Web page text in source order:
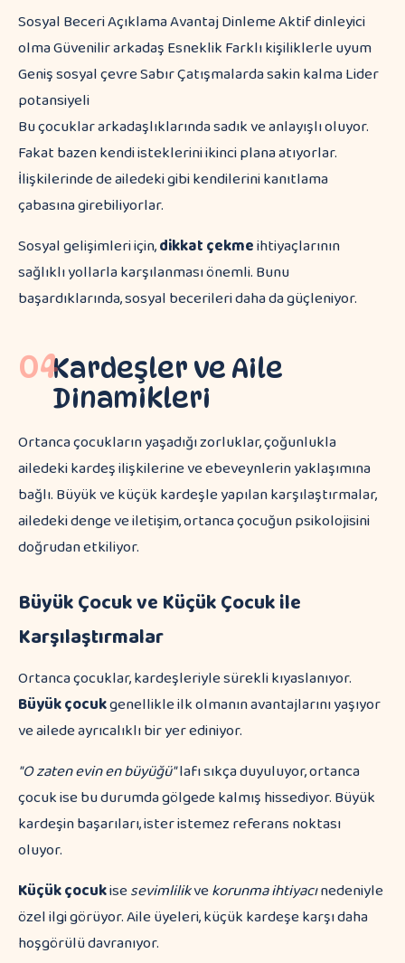
Sosyal Beceri Açıklama Avantaj Dinleme Aktif dinleyici
olma Güvenilir arkadaş Esneklik Farklı kişiliklerle uyum
Geniş sosyal çevre Sabır Çatışmalarda sakin kalma Lider
potansiyeli
Bu çocuklar arkadaşlıklarında sadık ve anlayışlı oluyor.
Fakat bazen kendi isteklerini ikinci plana atıyorlar.
İlişkilerinde de ailedeki gibi kendilerini kanıtlama
çabasına girebiliyorlar.
Sosyal gelişimleri için,dikkat çekmeihtiyaçlarının
sağlıklı yollarla karşılanması önemli. Bunu
başardıklarında, sosyal becerileri daha da güçleniyor.
04Kardeşler ve Aile
Dinamikleri
Ortanca çocukların yaşadığı zorluklar, çoğunlukla
ailedeki kardeş ilişkilerine ve ebeveynlerin yaklaşımına
bağlı. Büyük ve küçük kardeşle yapılan karşılaştırmalar,
ailedeki denge ve iletişim, ortanca çocuğun psikolojisini
doğrudan etkiliyor.
Büyük Çocuk ve Küçük Çocuk ile
Karşılaştırmalar
Ortanca çocuklar, kardeşleriyle sürekli kıyaslanıyor.
Büyük çocukgenellikle ilk olmanın avantajlarını yaşıyor
ve ailede ayrıcalıklı bir yer ediniyor.
"O zaten evin en büyüğü"lafı sıkça duyuluyor, ortanca
çocuk ise bu durumda gölgede kalmış hissediyor. Büyük
kardeşin başarıları, ister istemez referans noktası
oluyor.
Küçük çocukisesevimlilikvekorunma ihtiyacınedeniyle
özel ilgi görüyor. Aile üyeleri, küçük kardeşe karşı daha
hoşgörülü davranıyor.